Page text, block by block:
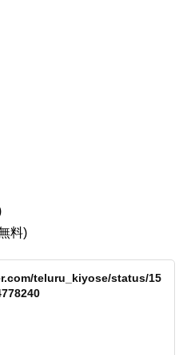
料)
teluru_kiyose/status/15